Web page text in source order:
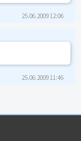
25.06.2009 12:06
25.06.2009 11:46